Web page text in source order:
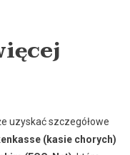
uzyskać szczegółowe
(kasie chorych)